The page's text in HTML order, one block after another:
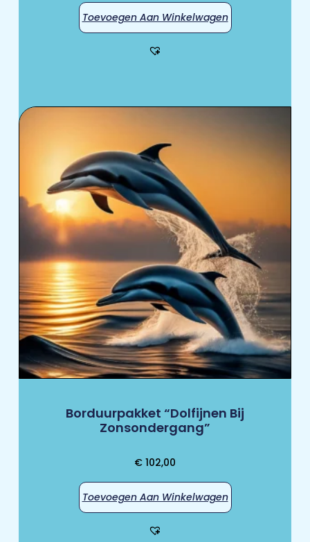
Toevoegen Aan Winkelwagen
Borduurpakket “Dolfijnen Bij
Zonsondergang”
€ 102,00
Toevoegen Aan Winkelwagen